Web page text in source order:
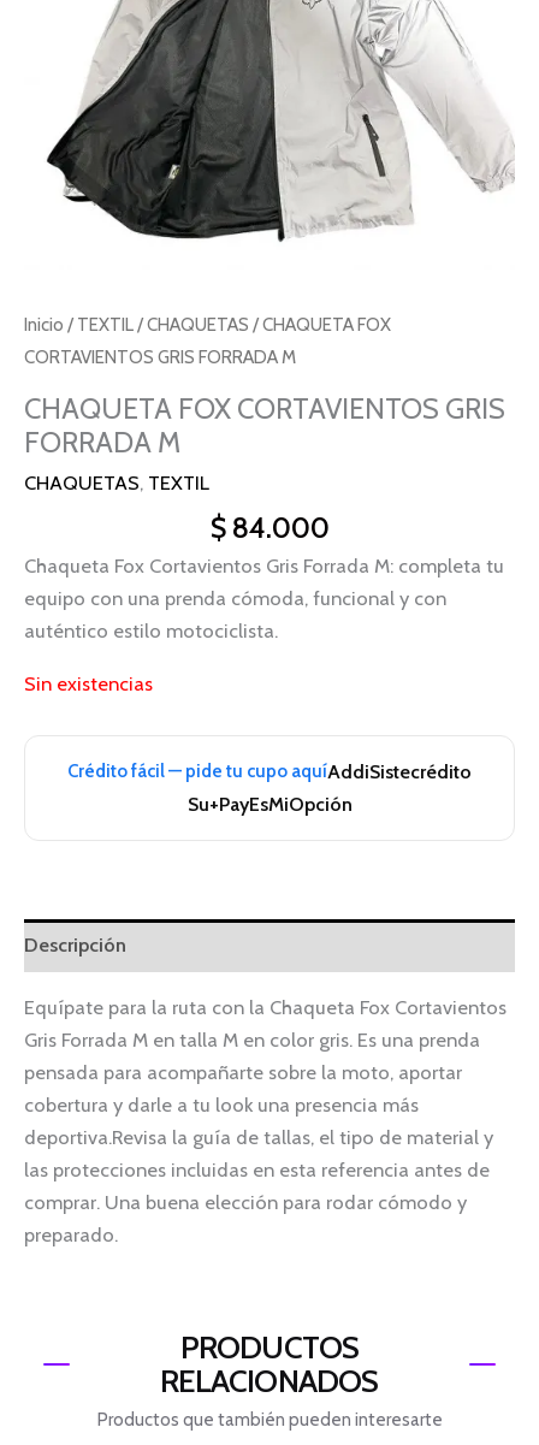
Inicio / TEXTIL/CHAQUETAS / CHAQUETA FOX
CORTAVIENTOS GRIS FORRADA M
CHAQUETA FOX CORTAVIENTOS GRIS
FORRADA M
CHAQUETAS, TEXTIL
$84.000
Chaqueta Fox Cortavientos Gris Forrada M: completa tu
equipo con una prenda cómoda, funcional y con
auténtico estilo motociclista.
Sin existencias
Crédito fácil — pide tu cupo aquíAddiSistecrédito
Su+PayEsMiOpción
Descripción
Equípate para la ruta con la Chaqueta Fox Cortavientos
Gris Forrada M en talla M en color gris. Es una prenda
pensada para acompañarte sobre la moto, aportar
cobertura y darle a tu look una presencia más
deportiva.Revisa la guía de tallas, el tipo de material y
las protecciones incluidas en esta referencia antes de
comprar. Una buena elección para rodar cómodo y
preparado.
PRODUCTOS
RELACIONADOS
Productos que también pueden interesarte